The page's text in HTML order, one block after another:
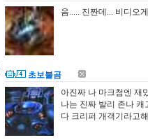
음..... 진짠데... 비디오
초보불곰
아진짜 나 마크첨엔 재
나는 진짜 발리 존나
다 크리퍼 개객기라고